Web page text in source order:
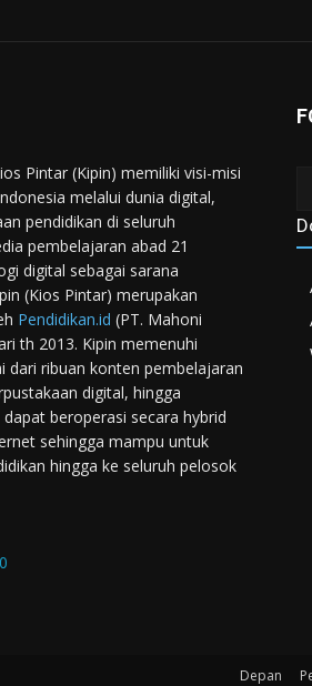
Pintar (Kipin) memiliki visi-misi
melalui dunia digital,
pendidikan di seluruh
pembelajaran abad 21
digital sebagai sarana
(Kios Pintar) merupakan
Pendidikan.id (PT. Mahoni
th 2013. Kipin memenuhi
dari ribuan konten pembelajaran
digital, hingga
beroperasi secara hybrid
sehingga mampu untuk
hingga ke seluruh pelosok
Depan